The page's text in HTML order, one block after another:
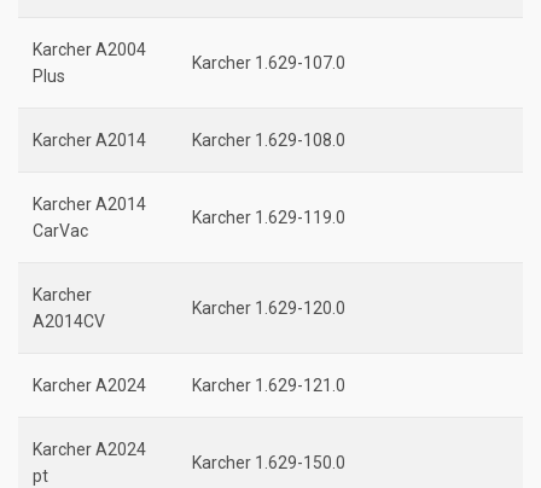
Karcher A2004
Plus
Karcher 1.629-107.0
Karcher A2014 Karcher 1.629-108.0
Karcher A2014
CarVac
Karcher 1.629-119.0
Karcher
A2014CV
Karcher 1.629-120.0
Karcher A2024 Karcher 1.629-121.0
Karcher A2024
pt
Karcher 1.629-150.0